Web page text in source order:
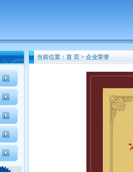
当前位置：首 页 > 企业荣誉